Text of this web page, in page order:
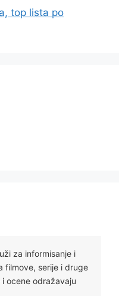
top lista po
za informisanje i
filmove, serije i druge
ocene odražavaju